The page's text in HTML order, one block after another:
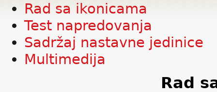
Rad sa ikonicama
Test napredovanja
Sadržaj nastavne jedinice
Multimedija
Rad